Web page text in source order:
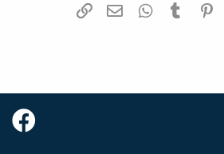
Reddit
Pinterest
Tumblr
WhatsAppדואר אלקטרוני